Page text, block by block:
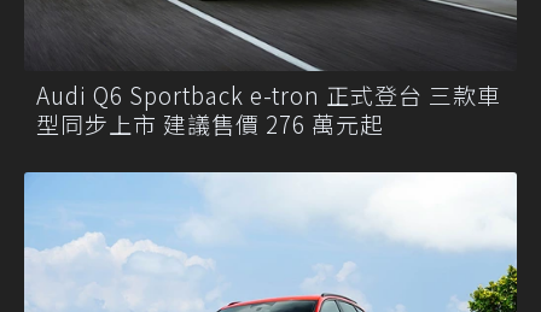
Audi Q6 Sportback e-tron 正式登台 三款車
型同步上市 建議售價 276 萬元起